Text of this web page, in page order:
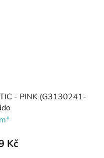
- PINK (G3130241-
Kč